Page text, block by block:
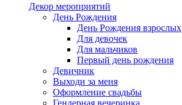
Декор мероприятий
День Рождения
День Рождения взрослых
Для девочек
Для мальчиков
Первый день рождения
Девичник
Выходи за меня
Оформление свадьбы
Гендерная вечеринка